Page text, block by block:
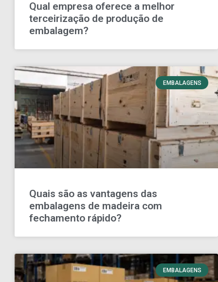
Qual empresa oferece a melhor
terceirização de produção de
embalagem?
EMBALAGENS
Quais são as vantagens das
embalagens de madeira com
fechamento rápido?
EMBALAGENS